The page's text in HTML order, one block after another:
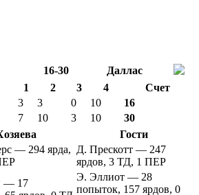
16-30
Даллас
1 2 3 4
Счет
3 3 0 10
16
7 10 3 10
30
Гости
— 294 ярда, Д. Прескотт — 247
ярдов, 3 ТД, 1 ПЕР
— 17
Э. Эллиот — 28
попыток, 157 ярдов, 0